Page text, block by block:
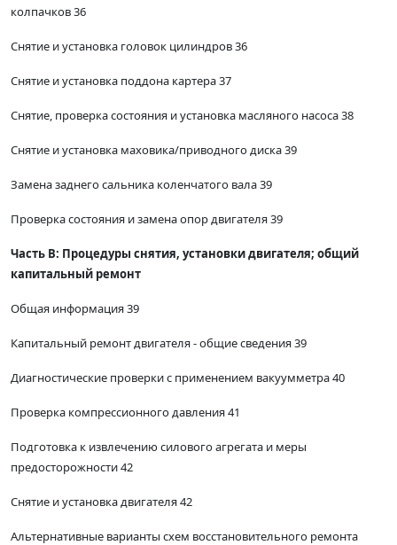
колпачков 36
Снятие и установка головок цилиндров 36
Снятие и установка поддона картера 37
Снятие, проверка состояния и установка масляного насоса 38
Снятие и установка маховика/приводного диска 39
Замена заднего сальника коленчатого вала 39
Проверка состояния и замена опор двигателя 39
Часть В: Процедуры снятия, установки двигателя; общий
капитальный ремонт
Общая информация 39
Капитальный ремонт двигателя - общие сведения 39
Диагностические проверки с применением вакуумметра 40
Проверка компрессионного давления 41
Подготовка к извлечению силового агрегата и меры
предосторожности 42
Снятие и установка двигателя 42
Альтернативные варианты схем восстановительного ремонта